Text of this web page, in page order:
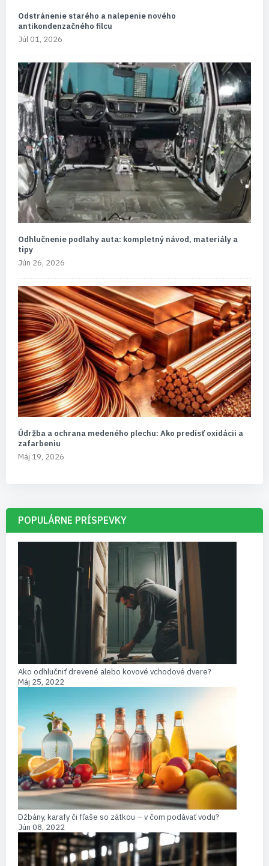
Odstránenie starého a nalepenie nového
antikondenzačného filcu
Júl 01, 2026
Odhlučnenie podlahy auta: kompletný návod, materiály a
tipy
Jún 26, 2026
Údržba a ochrana medeného plechu: Ako predísť oxidácii a
zafarbeniu
Máj 19, 2026
POPULÁRNE PRÍSPEVKY
Ako odhlučniť drevené alebo kovové vchodové dvere?
Máj 25, 2022
Džbány, karafy či fľaše so zátkou – v čom podávať vodu?
Jún 08, 2022